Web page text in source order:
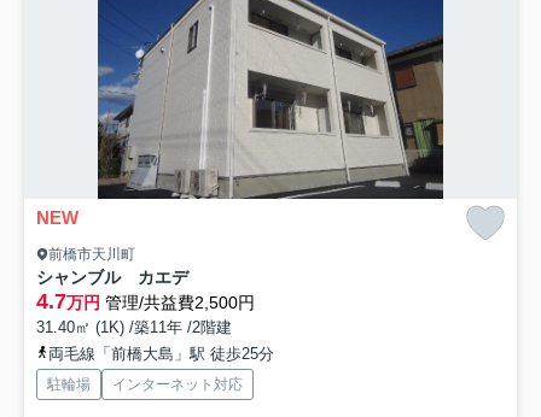
NEW
前橋市天川町
シャンブル カエデ
4.7万円 管理/共益費2,500円
31.40㎡ (1K) /築11年 /2階建
両毛線「前橋大島」駅 徒歩25分
駐輪場 インターネット対応